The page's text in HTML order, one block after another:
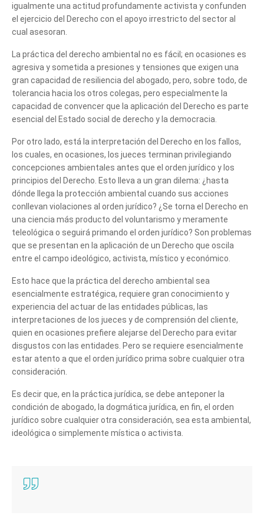
igualmente una actitud profundamente activista y confunden
el ejercicio del Derecho con el apoyo irrestricto del sector al
cual asesoran.
La práctica del derecho ambiental no es fácil; en ocasiones es
agresiva y sometida a presiones y tensiones que exigen una
gran capacidad de resiliencia del abogado, pero, sobre todo, de
tolerancia hacia los otros colegas, pero especialmente la
capacidad de convencer que la aplicación del Derecho es parte
esencial del Estado social de derecho y la democracia.
Por otro lado, está la interpretación del Derecho en los fallos,
los cuales, en ocasiones, los jueces terminan privilegiando
concepciones ambientales antes que el orden jurídico y los
principios del Derecho. Esto lleva a un gran dilema: ¿hasta
dónde llega la protección ambiental cuando sus acciones
conllevan violaciones al orden jurídico? ¿Se torna el Derecho en
una ciencia más producto del voluntarismo y meramente
teleológica o seguirá primando el orden jurídico? Son problemas
que se presentan en la aplicación de un Derecho que oscila
entre el campo ideológico, activista, místico y económico.
Esto hace que la práctica del derecho ambiental sea
esencialmente estratégica, requiere gran conocimiento y
experiencia del actuar de las entidades públicas, las
interpretaciones de los jueces y de comprensión del cliente,
quien en ocasiones prefiere alejarse del Derecho para evitar
disgustos con las entidades. Pero se requiere esencialmente
estar atento a que el orden jurídico prima sobre cualquier otra
consideración.
Es decir que, en la práctica jurídica, se debe anteponer la
condición de abogado, la dogmática jurídica, en fin, el orden
jurídico sobre cualquier otra consideración, sea esta ambiental,
ideológica o simplemente mística o activista.